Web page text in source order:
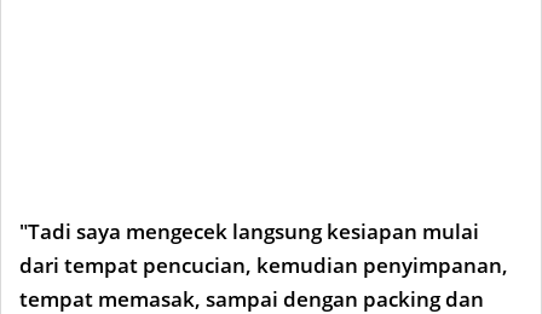
"Tadi saya mengecek langsung kesiapan mulai
dari tempat pencucian, kemudian penyimpanan,
tempat memasak, sampai dengan packing dan